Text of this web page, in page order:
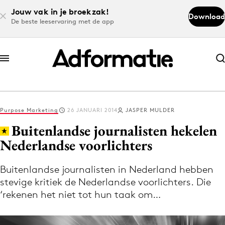
Jouw vak in je broekzak!
De beste leeservaring met de app
Download
Abonneer nu
Abonneer nu
Log in
Volg het laatste nieuws via de Adformatie
Nieuws app
Purpose Marketing 26 JANUARI 2014 JASPER MULDER
Buitenlandse journalisten hekelen
Nederlandse voorlichters
Buitenlandse journalisten in Nederland hebben
stevige kritiek de Nederlandse voorlichters. Die
‘rekenen het niet tot hun taak om…